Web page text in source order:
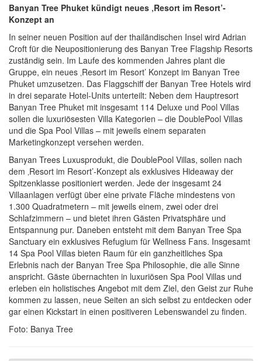
Banyan Tree Phuket kündigt neues ‚Resort im Resort’-
Konzept an
In seiner neuen Position auf der thailändischen Insel wird Adrian
Croft für die Neupositionierung des Banyan Tree Flagship Resorts
zuständig sein. Im Laufe des kommenden Jahres plant die
Gruppe, ein neues ‚Resort im Resort’ Konzept im Banyan Tree
Phuket umzusetzen. Das Flaggschiff der Banyan Tree Hotels wird
in drei separate Hotel-Units unterteilt: Neben dem Hauptresort
Banyan Tree Phuket mit insgesamt 114 Deluxe und Pool Villas
sollen die luxuriösesten Villa Kategorien – die DoublePool Villas
und die Spa Pool Villas – mit jeweils einem separaten
Marketingkonzept versehen werden.
Banyan Trees Luxusprodukt, die DoublePool Villas, sollen nach
dem ‚Resort im Resort’-Konzept als exklusives Hideaway der
Spitzenklasse positioniert werden. Jede der insgesamt 24
Villaanlagen verfügt über eine private Fläche mindestens von
1.300 Quadratmetern – mit jeweils einem, zwei oder drei
Schlafzimmern – und bietet ihren Gästen Privatsphäre und
Entspannung pur. Daneben entsteht mit dem Banyan Tree Spa
Sanctuary ein exklusives Refugium für Wellness Fans. Insgesamt
14 Spa Pool Villas bieten Raum für ein ganzheitliches Spa
Erlebnis nach der Banyan Tree Spa Philosophie, die alle Sinne
anspricht. Gäste übernachten in luxuriösen Spa Pool Villas und
erleben ein holistisches Angebot mit dem Ziel, den Geist zur Ruhe
kommen zu lassen, neue Seiten an sich selbst zu entdecken oder
gar einen Kickstart in einen positiveren Lebenswandel zu finden.
Foto: Banya Tree